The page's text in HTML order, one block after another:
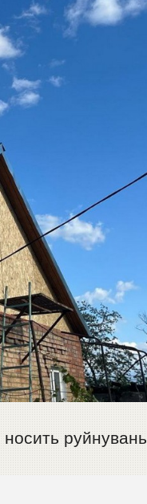
носить руйнувань